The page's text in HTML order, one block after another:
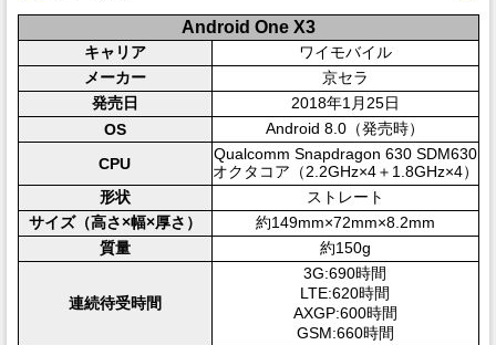
Android One X3
キャリア
ワイモバイル
メーカー
京セラ
発売日
2018年1月25日
OS
Android 8.0（発売時）
CPU
Qualcomm Snapdragon 630 SDM630
オクタコア（2.2GHz×4＋1.8GHz×4）
形状
ストレート
サイズ（高さ×幅×厚さ）
約149mm×72mm×8.2mm
質量
約150g
連続待受時間
3G:690時間
LTE:620時間
AXGP:600時間
GSM:660時間